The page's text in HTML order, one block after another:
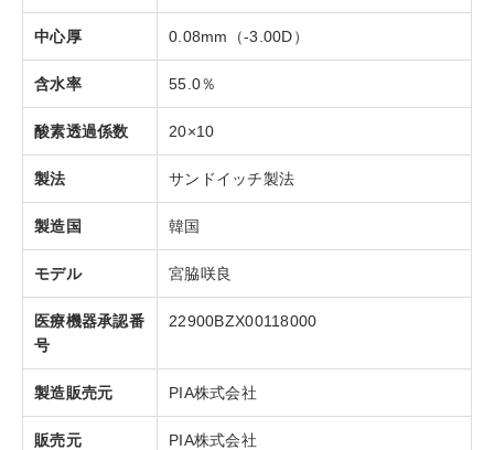
中心厚 0.08mm（-3.00D）
含水率 55.0％
酸素透過係数 20×10
製法 サンドイッチ製法
製造国 韓国
モデル 宮脇咲良
医療機器承認番
号
22900BZX00118000
製造販売元 PIA株式会社
販売元 PIA株式会社